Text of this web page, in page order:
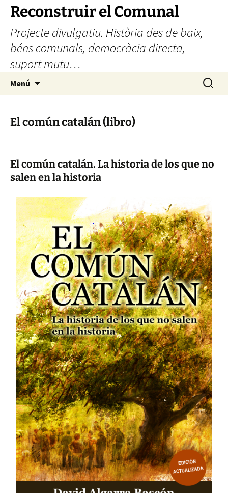
Vés
contingut
Reconstruir el Comunal
Projecte divulgatiu. Història des de baix,
béns comunals, democràcia directa,
suport mutu…
Menú Cerca:
El común catalán (libro)
El común catalán. La historia de los que no
salen en la historia